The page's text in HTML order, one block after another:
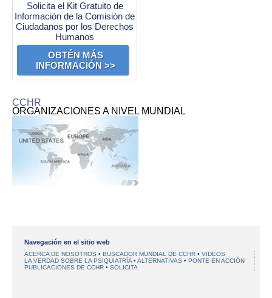
Solicita el Kit Gratuito de
Información de la Comisión de
Ciudadanos por los Derechos
Humanos
OBTÉN MÁS
INFORMACIÓN >>
CCHR
ORGANIZACIONES A NIVEL MUNDIAL
Navegación en el sitio web
ACERCA DE NOSOTROS BUSCADOR MUNDIAL DE CCHR
VIDEOS
LA VERDAD SOBRE LA PSIQUIATRÍA
ALTERNATIVAS
PONTE EN ACCIÓN
PUBLICACIONES DE CCHR
SOLICITA